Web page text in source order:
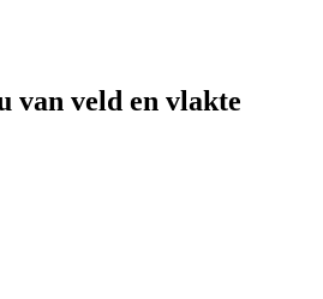
van veld en vlakte